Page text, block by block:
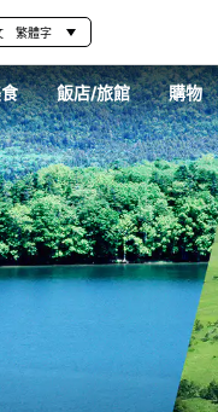
繁體字
飯店/旅館 購物